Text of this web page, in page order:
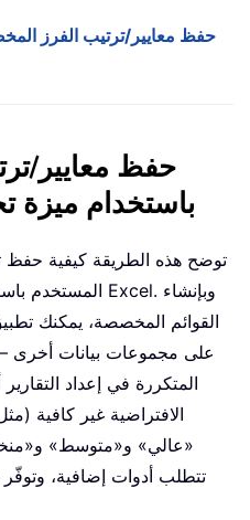
حفظ معايير/ترتيب الفرز
حفظ معايير/
باستخدام ميزة
توضح هذه الطريقة كيفية
المستخدم
القوائم المخصصة، يمكنك
على مجموعات بيانات أخرى
المتكررة في إعداد
الافتراضية غير كافية
«عالي» و«متوسط»
تتطلب أدوات إضافية، وتوفّر